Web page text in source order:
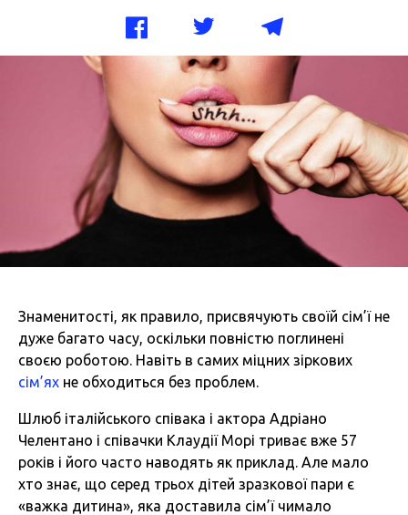
Знаменитості, як правило, присвячують своїй сім’ї не
дуже багато часу, оскільки повністю поглинені
своєю роботою. Навіть в самих міцних зіркових
сім’ях не обходиться без проблем.
Шлюб італійського співака і актора Адріано
Челентано і співачки Клаудії Морі триває вже 57
років і його часто наводять як приклад. Але мало
хто знає, що серед трьох дітей зразкової пари є
«важка дитина», яка доставила сім’ї чимало